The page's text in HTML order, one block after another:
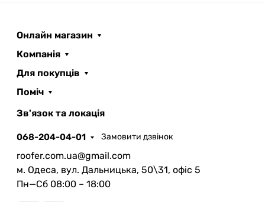
Онлайн магазин
Компанія
Для покупців
Поміч
Зв'язок та локація
068-204-04-01 Замовити дзвінок
roofer.com.ua@gmail.com
м. Одеса, вул. Дальницька, 50\31, офіс 5
Пн—Сб 08:00 – 18:00
AI помічник